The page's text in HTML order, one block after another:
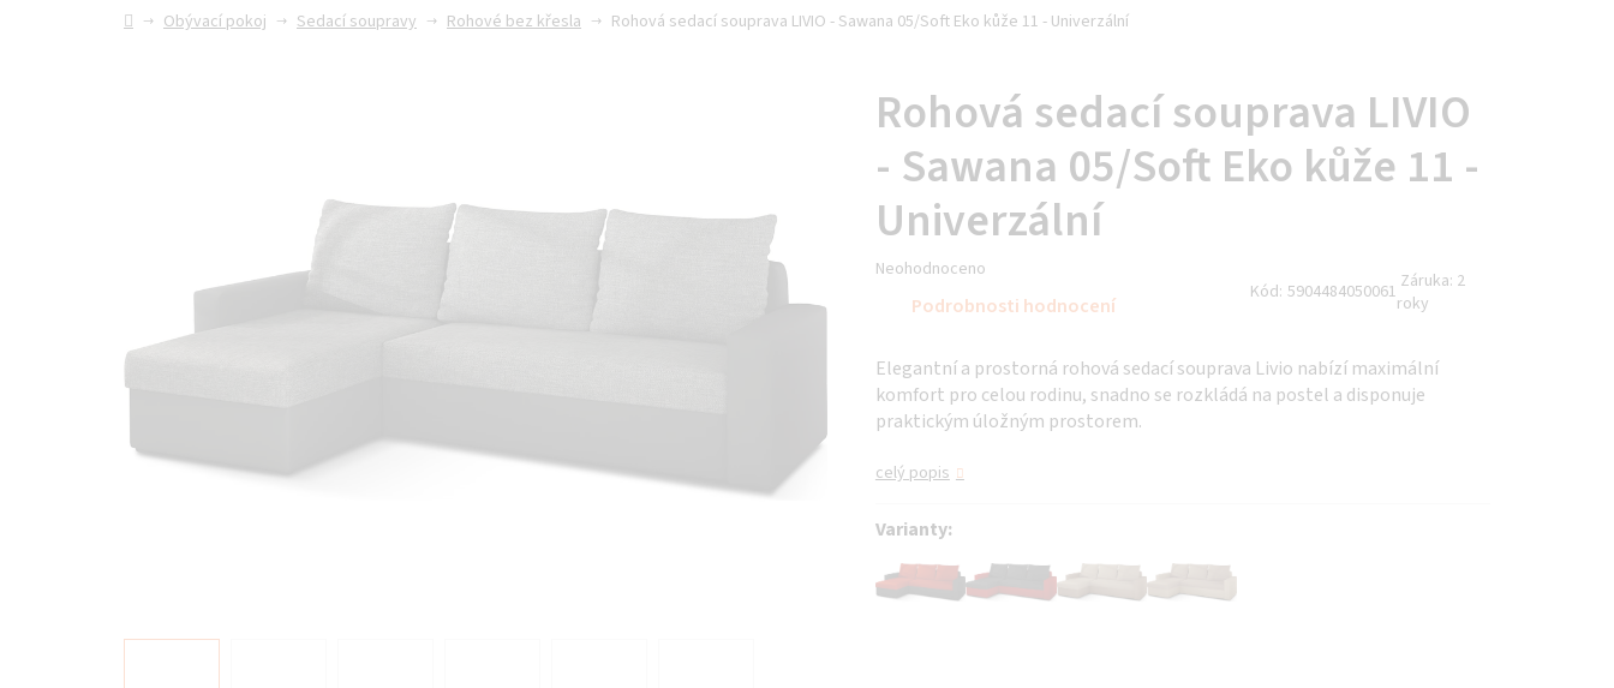
Vše o nákupu Kontakt
DomůObývací pokoj Sedací soupravy Rohové bez křesla Rohová sedací souprava LIVIO - Sawana 05/Soft Eko kůže 11 - Univerzální
Rohová sedací souprava LIVIO
- Sawana 05/Soft Eko kůže 11 -
Univerzální
Průměrné
hodnocení
produktu
0,0
z 5
hvězdiček.
Neohodnoceno
Podrobnosti hodnocení
Kód: 5904484050061 Záruka: 2
roky
Elegantní a prostorná rohová sedací souprava Livio nabízí maximální
komfort pro celou rodinu, snadno se rozkládá na postel a disponuje
praktickým úložným prostorem.
celý popis
Varianty: